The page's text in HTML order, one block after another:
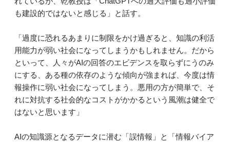
も建設的ではないと感じる」と話す。
「過度に恐れるあまりに制限をかけ過ぎると、知識の利活
用能力が弱い社会になってしまうかもしれません。だから
といって、人々がAIの回答のエビデンスを取らずにうのみ
にする、ある種の依存のような傾向が強まれば、今度は情
報操作に弱い社会になってしまう。悪用の方が簡単で、そ
れに対抗する社会的なコストがかかるという風潮は健全で
はないと思います」
AIの知識源となるデータに潜む「誤情報」と「情報バイア